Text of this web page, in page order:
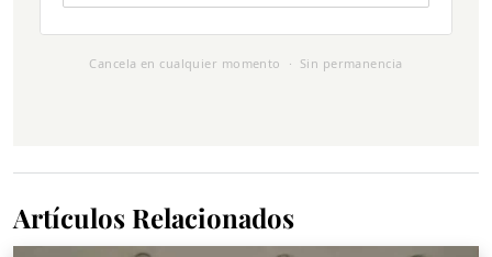
Cancela en cualquier momento · Sin permanencia
Artículos Relacionados